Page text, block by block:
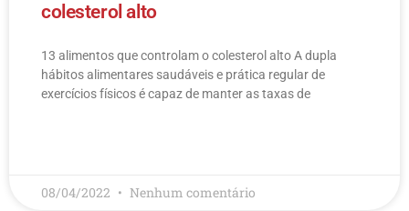
colesterol alto
13 alimentos que controlam o colesterol alto​ A dupla
hábitos alimentares saudáveis e prática regular de
exercícios físicos é capaz de manter as taxas de
08/04/2022 Nenhum comentário